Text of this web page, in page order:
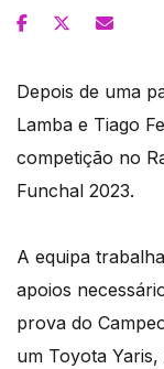
Depois de uma
Lamba e Tiago
competição no
Funchal 2023.
A equipa
apoios
prova do
um Toyota